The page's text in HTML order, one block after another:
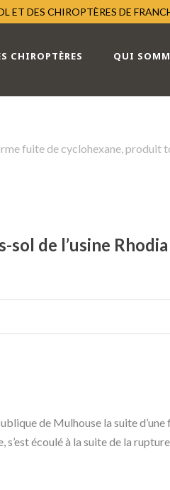
ET DES CHIROPTÈRES DE
CHIROPTÈRES QUI
fuite de cyclohexane, produit
de l’usine Rhodia
de Mulhouse la suite
écoulé à la suite de la